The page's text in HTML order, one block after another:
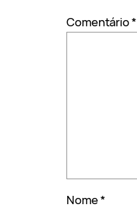
Comentário*
Nome*